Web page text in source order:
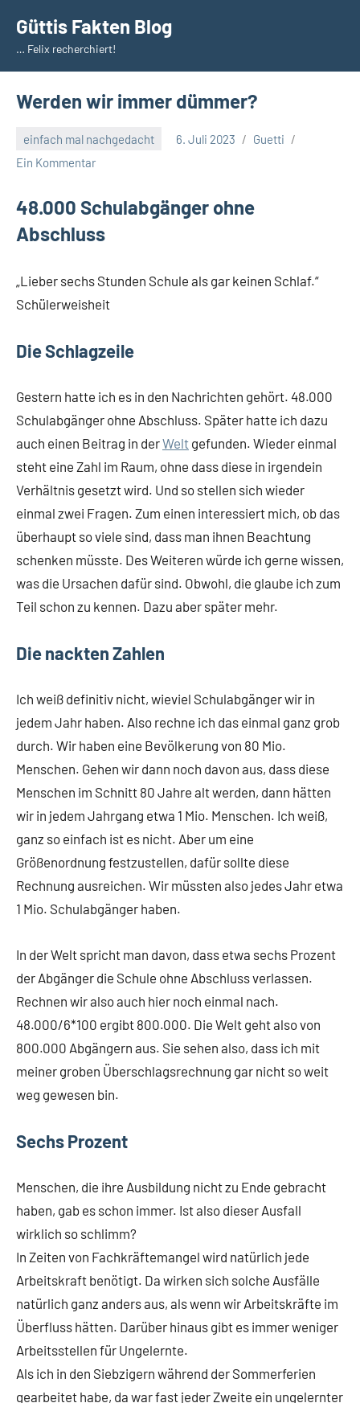
Inhalt
springen
Güttis Fakten Blog
… Felix recherchiert!
Werden wir immer dümmer?
einfach mal nachgedacht 6. Juli 2023
Guetti
Ein Kommentar
48.000 Schulabgänger ohne
Abschluss
„Lieber sechs Stunden Schule als gar keinen Schlaf.“
Schülerweisheit
Die Schlagzeile
Gestern hatte ich es in den Nachrichten gehört. 48.000
Schulabgänger ohne Abschluss. Später hatte ich dazu
auch einen Beitrag in derWelt gefunden. Wieder einmal
steht eine Zahl im Raum, ohne dass diese in irgendein
Verhältnis gesetzt wird. Und so stellen sich wieder
einmal zwei Fragen. Zum einen interessiert mich, ob das
überhaupt so viele sind, dass man ihnen Beachtung
schenken müsste. Des Weiteren würde ich gerne wissen,
was die Ursachen dafür sind. Obwohl, die glaube ich zum
Teil schon zu kennen. Dazu aber später mehr.
Die nackten Zahlen
Ich weiß definitiv nicht, wieviel Schulabgänger wir in
jedem Jahr haben. Also rechne ich das einmal ganz grob
durch. Wir haben eine Bevölkerung von 80 Mio.
Menschen. Gehen wir dann noch davon aus, dass diese
Menschen im Schnitt 80 Jahre alt werden, dann hätten
wir in jedem Jahrgang etwa 1 Mio. Menschen. Ich weiß,
ganz so einfach ist es nicht. Aber um eine
Größenordnung festzustellen, dafür sollte diese
Rechnung ausreichen. Wir müssten also jedes Jahr etwa
1 Mio. Schulabgänger haben.
In der Welt spricht man davon, dass etwa sechs Prozent
der Abgänger die Schule ohne Abschluss verlassen.
Rechnen wir also auch hier noch einmal nach.
48.000/6*100 ergibt 800.000. Die Welt geht also von
800.000 Abgängern aus. Sie sehen also, dass ich mit
meiner groben Überschlagsrechnung gar nicht so weit
weg gewesen bin.
Sechs Prozent
Menschen, die ihre Ausbildung nicht zu Ende gebracht
haben, gab es schon immer. Ist also dieser Ausfall
wirklich so schlimm?
In Zeiten von Fachkräftemangel wird natürlich jede
Arbeitskraft benötigt. Da wirken sich solche Ausfälle
natürlich ganz anders aus, als wenn wir Arbeitskräfte im
Überfluss hätten. Darüber hinaus gibt es immer weniger
Arbeitsstellen für Ungelernte.
Als ich in den Siebzigern während der Sommerferien
gearbeitet habe, da war fast jeder Zweite ein ungelernter